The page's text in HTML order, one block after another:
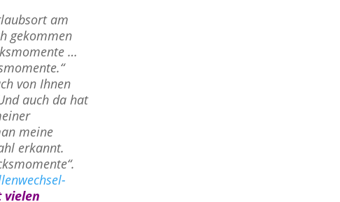
am
gekommen
…
von Ihnen
auch da hat
meine
erkannt.
vielen